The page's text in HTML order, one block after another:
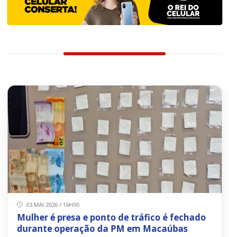
03 MAI 2026 / 16H00
Mulher é presa e ponto de tráfico é fechado
durante operação da PM em Macaúbas